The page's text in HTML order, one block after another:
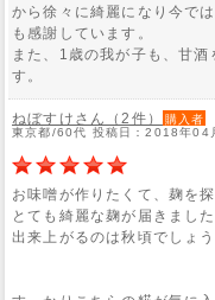
から徐々に綺麗になり今で
も感謝しています。
また、1歳の我が子も、甘
す。
ねぼすけさん（2件）
購入者
東京都/60代 投稿日：2018年04
お味噌が作りたくて、麹を
とても綺麗な麹が届きました
出来上がるのは秋頃でしょう